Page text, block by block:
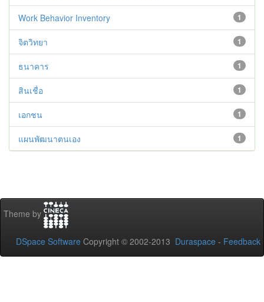
1
Work Behavior Inventory
1
จิตวิทยา
1
ธนาคาร
1
สินเชื่อ
1
เอกชน
1
แผนพัฒนาตนเอง
Theme by
DSpace Software Copyright © 2002-2013 Duraspace - Feedback